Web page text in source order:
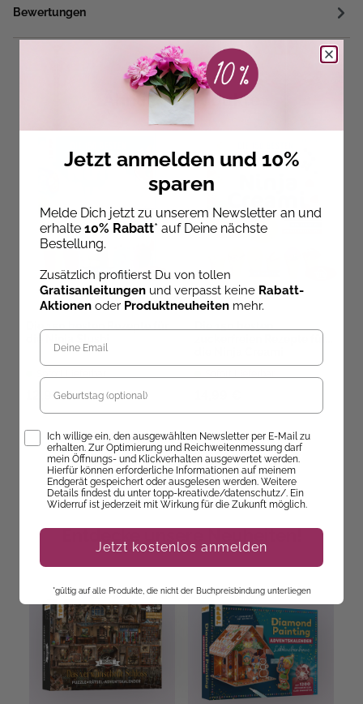
Bewertungen
Ähnliche Produkte
Die 150 besten Rezepte für
12,99 €
Die 150 besten
Jetzt anmelden und 10%
sparen
Melde Dich jetzt zu unserem Newsletter an und
erhalte 10% Rabatt* auf Deine nächste
Bestellung.
Zusätzlich profitierst Du von tollen
Gratisanleitungen und verpasst keine Rabatt-
Aktionen oder Produktneuheiten mehr.
Geburtstag
Opt-InIch willige ein, den ausgewählten Newsletter per E-Mail zu
erhalten. Zur Optimierung und Reichweitenmessung darf
mein Öffnungs- und Klickverhalten ausgewertet werden.
Hierfür können erforderliche Informationen auf meinem
Endgerät gespeichert oder ausgelesen werden. Weitere
Details findest du unter topp-kreativ.de/datenschutz/. Ein
Widerruf ist jederzeit mit Wirkung für die Zukunft möglich.
Jetzt kostenlos anmelden
*gültig auf alle Produkte, die nicht der Buchpreisbindung unterliegen